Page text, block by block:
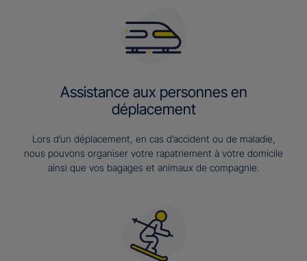
Assistance aux personnes en
déplacement
Lors d’un déplacement, en cas d’accident ou de maladie,
nous pouvons organiser votre rapatriement à votre domicile
ainsi que vos bagages et animaux de compagnie.